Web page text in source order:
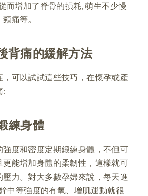
而增加了脊骨的損耗, 萌生不少慢
痛等。
背痛的緩解方法
可以試試這些技巧，在懷孕或產
:
練身體
強度和密度定期鍛練身體，不但可
更能增加身體的柔韌性，這樣就可
壓力。對大多數孕婦來說，每天進
中等強度的有氧、增肌運動就很